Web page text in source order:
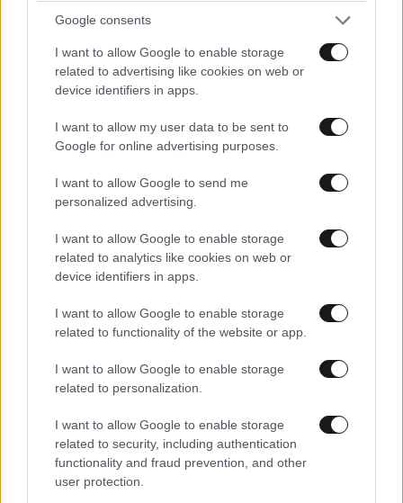
Google consents
I want to allow Google to enable storage
related to advertising like cookies on web or
device identifiers in apps.
I want to allow my user data to be sent to
Google for online advertising purposes.
I want to allow Google to send me
personalized advertising.
I want to allow Google to enable storage
related to analytics like cookies on web or
device identifiers in apps.
I want to allow Google to enable storage
related to functionality of the website or app.
I want to allow Google to enable storage
related to personalization.
I want to allow Google to enable storage
related to security, including authentication
functionality and fraud prevention, and other
user protection.
Η Νίνα Φλορ παρουσιάζει το εντυπωσιακό σπίτι
που μένει με τον Φίλιππο Ντε Γκρες στο
Λονδίνο – Δείτε το βίντεο